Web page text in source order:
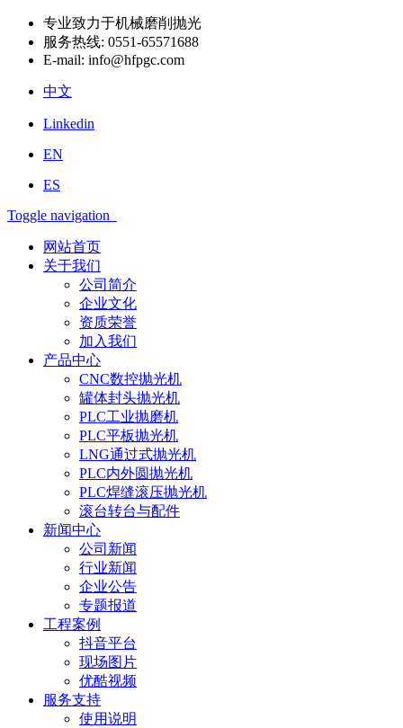
专业致力于机械磨削抛光
服务热线: 0551-65571688
E-mail: info@hfpgc.com
中文
Linkedin
EN
ES
Toggle navigation
网站首页
关于我们
公司简介
企业文化
资质荣誉
加入我们
产品中心
CNC数控抛光机
罐体封头抛光机
PLC工业抛磨机
PLC平板抛光机
LNG通过式抛光机
PLC内外圆抛光机
PLC焊缝滚压抛光机
滚台转台与配件
新闻中心
公司新闻
行业新闻
企业公告
专题报道
工程案例
抖音平台
现场图片
优酷视频
服务支持
使用说明